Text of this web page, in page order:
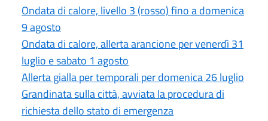
Ondata di calore, livello 3 (rosso) fino a domenica
9 agosto
Ondata di calore, allerta arancione per venerdì 31
luglio e sabato 1 agosto
Allerta gialla per temporali per domenica 26 luglio
Grandinata sulla città, avviata la procedura di
richiesta dello stato di emergenza